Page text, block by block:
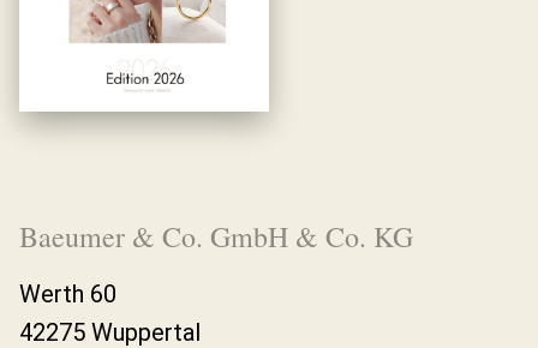
Baeumer & Co. GmbH & Co. KG
Werth 60
42275 Wuppertal